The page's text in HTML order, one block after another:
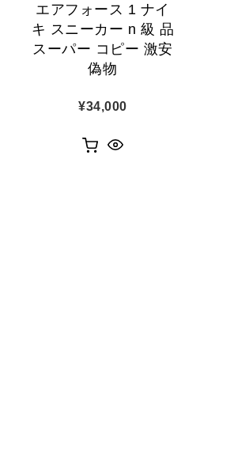
エアフォース 1 ナイ
キ スニーカー n 級 品
スーパー コピー 激安
偽物
¥34,000